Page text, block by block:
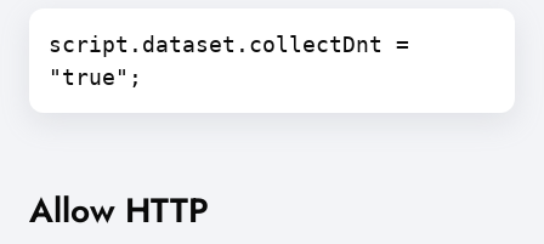
script.dataset.collectDnt =
"true";
Allow HTTP